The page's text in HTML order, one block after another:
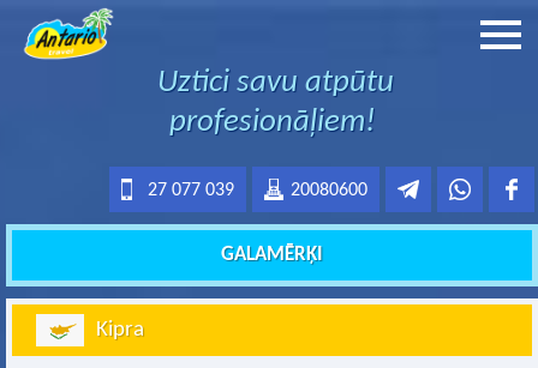
Uztici savu atpūtu
profesionāļiem!
20080600
27 077 039
GALAMĒRĶI
Kipra